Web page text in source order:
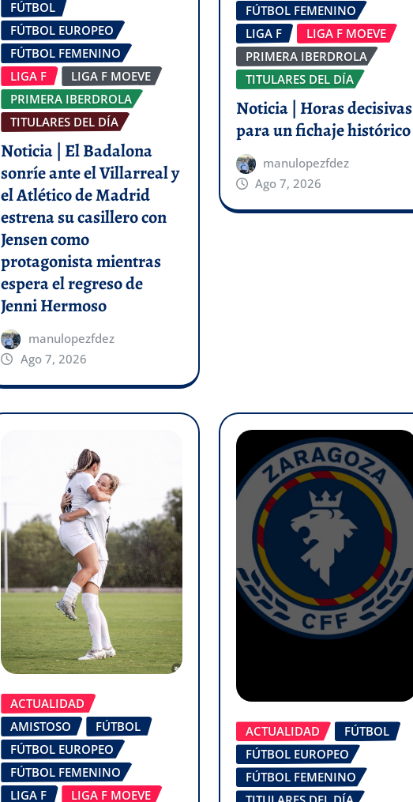
FÚTBOL
FÚTBOL EUROPEO
FÚTBOL FEMENINO
LIGA F
LIGA F MOEVE
PRIMERA IBERDROLA
TITULARES DEL DÍA
Noticia | El Badalona
sonríe ante el Villarreal y
el Atlético de Madrid
estrena su casillero con
Jensen como
protagonista mientras
espera el regreso de
Jenni Hermoso
manulopezfdez
Ago 7, 2026
FÚTBOL FEMENINO
LIGA F
LIGA F MOEVE
PRIMERA IBERDROLA
TITULARES DEL DÍA
Noticia | Horas decisivas
para un fichaje histórico
manulopezfdez
Ago 7, 2026
ACTUALIDAD
AMISTOSO
FÚTBOL
FÚTBOL EUROPEO
FÚTBOL FEMENINO
LIGA F
LIGA F MOEVE
ACTUALIDAD
FÚTBOL
FÚTBOL EUROPEO
FÚTBOL FEMENINO